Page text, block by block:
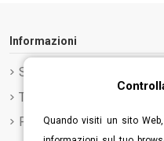
Informazioni
Spedizione e Consegna
Termini e condizioni d'uso
Privacy Policy
Quando visiti un sito